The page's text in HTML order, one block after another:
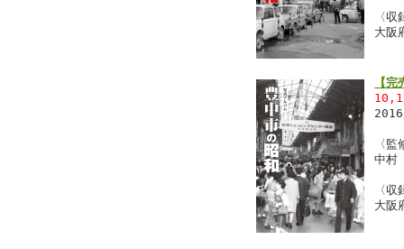
〈
大阪
【
〈監
中村
〈
大阪